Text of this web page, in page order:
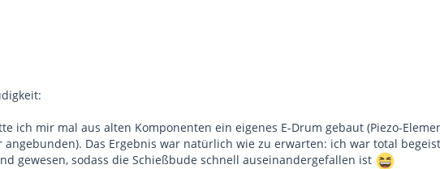
ich mir mal aus alten Komponenten ein eigenes E-Drum gebaut (Piezo-
angebunden). Das Ergebnis war natürlich wie zu erwarten: ich war total
gewesen, sodass die Schießbude schnell auseinandergefallen ist